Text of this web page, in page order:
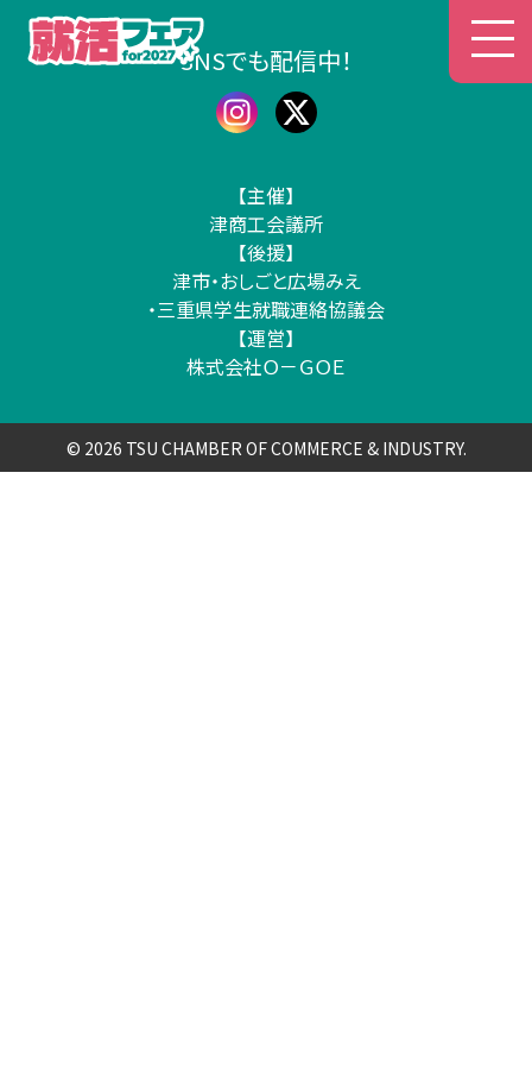
津商工会議所 就活
SNSでも配信中！
【主催】
津商工会議所
【後援】
津市・おしごと広場みえ
・三重県学生就職連絡協議会
【運営】
株式会社Ｏ－ＧＯＥ
© 2026 TSU CHAMBER OF COMMERCE & INDUSTRY.